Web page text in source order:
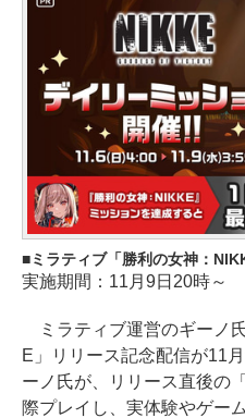
ミラティブ「勝利の女神：
実施期間：11月9日20時～
ミラティブ運営のギーノ
E」リリース記念配信が11
ーノ氏が、リリース直後の
際プレイし、実体験やゲー